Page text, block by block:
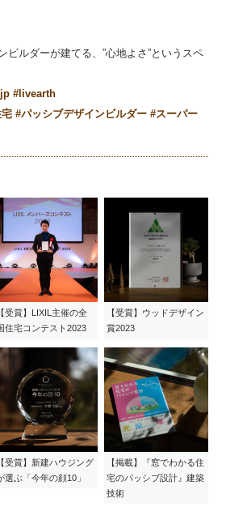
ビルダーが建てる、”心地よさ”というスペ
#livearth
#パッシブデザインビルダー #スーパー
【受賞】LIXIL主催の全
住宅コンテスト2023
【受賞】ウッドデザイン
賞2023
【受賞】新建ハウジング
選ぶ「今年の顔10」
【掲載】『窓でわかる住
宅のパッシブ設計』建築
技術